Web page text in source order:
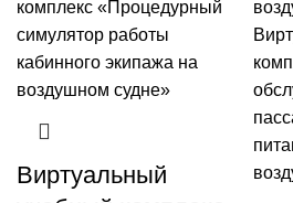
Виртуальный